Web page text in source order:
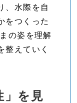
、水際を自
をつくった
の姿を理解
整えていく
」を見